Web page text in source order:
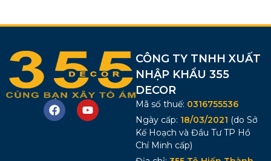
CÔNG TY TNHH XUẤT
NHẬP KHẨU 355
DECOR
Mã số thuế: 0316755536
Ngày cấp: 18/03/2021 (do Sở
Kế Hoạch và Đầu Tư TP Hồ
Chí Minh cấp)